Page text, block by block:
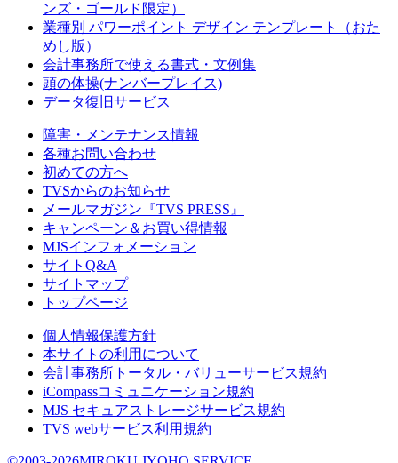
ンズ・ゴールド限定）
業種別 パワーポイント デザイン テンプレート（おた
めし版）
会計事務所で使える書式・文例集
頭の体操(ナンバープレイス)
データ復旧サービス
障害・メンテナンス情報
各種お問い合わせ
初めての方へ
TVSからのお知らせ
メールマガジン『TVS PRESS』
キャンペーン＆お買い得情報
MJSインフォメーション
サイトQ&A
サイトマップ
トップページ
個人情報保護方針
本サイトの利用について
会計事務所トータル・バリューサービス規約
iCompassコミュニケーション規約
MJS セキュアストレージサービス規約
TVS webサービス利用規約